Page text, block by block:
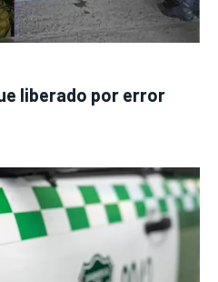
liberado por error